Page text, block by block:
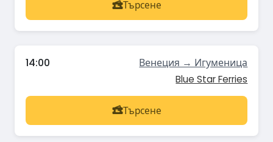
Търсене
14:00 Венеция → Игуменица
Blue Star Ferries
Търсене